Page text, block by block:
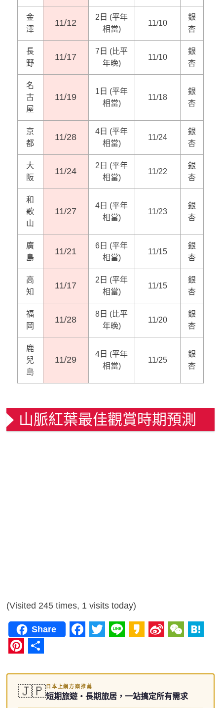
金
澤
11/12
2日 (平年
相當)
11/10
銀
杏
長
野
11/17
7日 (比平
年晚)
11/10
銀
杏
名
古
屋
11/19
1日 (平年
相當)
11/18
銀
杏
京
都
11/28
4日 (平年
相當)
11/24
銀
杏
大
阪
11/24
2日 (平年
相當)
11/22
銀
杏
和
歌
山
11/27
4日 (平年
相當)
11/23
銀
杏
廣
島
11/21
6日 (平年
相當)
11/15
銀
杏
高
知
11/17
2日 (平年
相當)
11/15
銀
杏
福
岡
11/28
8日 (比平
年晚)
11/20
銀
杏
鹿
兒
島
11/29
4日 (平年
相當)
11/25
銀
杏
山脈紅葉最佳觀賞時期預測
(Visited 245 times, 1 visits today)
Share
c
e
i
t
n
e
k
a
n
a
C
h
t
i
享
🇯🇵日本上網方案推薦
短期旅遊・長期旅居，一站搞定所有需求